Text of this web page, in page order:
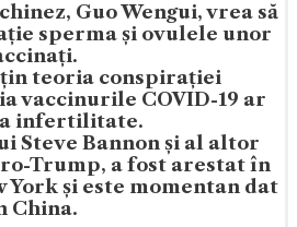
Guo Wengui, vrea să
sperma și ovulele unor
teoria conspirației
vaccinurile COVID-19 ar
infertilitate.
Steve Bannon și al altor
Trump, a fost arestat în
York și este momentan dat
China.